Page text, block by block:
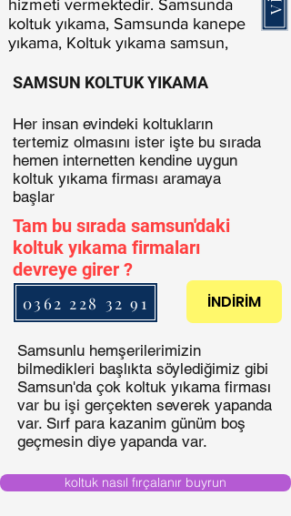
hizmeti vermektedir. Samsunda
koltuk yıkama, Samsunda kanepe
yıkama, Koltuk yıkama samsun,
SAMSUN KOLTUK YIKAMA
Her insan evindeki koltukların
tertemiz olmasını ister işte bu sırada
hemen internetten kendine uygun
koltuk yıkama firması aramaya
başlar
Tam bu sırada samsun'daki
koltuk yıkama firmaları
devreye girer ?
0362 228 32 91 İNDİRİM
Samsunlu hemşerilerimizin
bilmedikleri başlıkta söylediğimiz gibi
Samsun'da çok koltuk yıkama firması
var bu işi gerçekten severek yapanda
var. Sırf para kazanim günüm boş
geçmesin diye yapanda var.
koltuk nasıl fırçalanır buyrun